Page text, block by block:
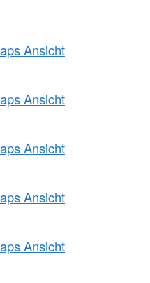
Ansicht
Ansicht
Ansicht
Ansicht
Ansicht